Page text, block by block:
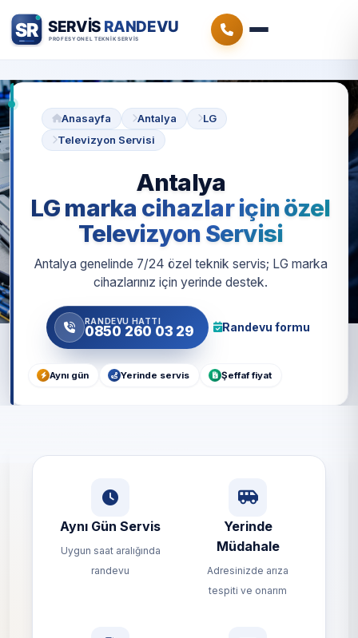
Anasayfa Antalya
LG
Televizyon Servisi
Antalya
LG marka cihazlar için özel
Televizyon Servisi
Antalya genelinde 7/24 özel teknik servis; LG marka
cihazlarınız için yerinde destek.
RANDEVU HATTI
0850 260 03 29 Randevu formu
Aynı gün Yerinde servis Şeffaf fiyat
Aynı Gün Servis
Uygun saat aralığında
randevu
Yerinde
Müdahale
Adresinizde arıza
tespiti ve onarım